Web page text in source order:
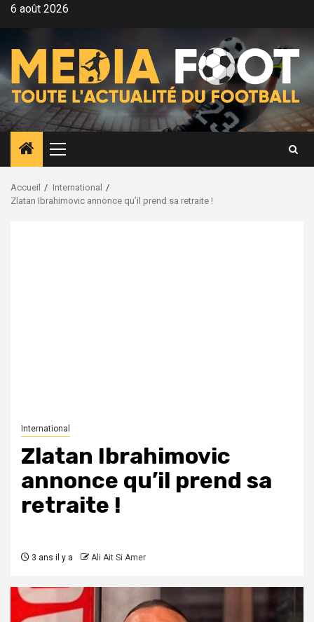
Aller6 août 2026
Menu
principal
Accueil
International
Zlatan Ibrahimovic annonce qu’il prend sa retraite !
International
Zlatan Ibrahimovic
annonce qu’il prend sa
retraite !
3 ans il y a Ali Ait Si Amer